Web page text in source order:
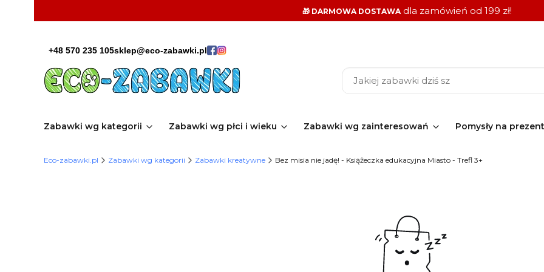
🎁 DARMOWA DOSTAWAdla zamówień od 199 zł!
+48 570 235 105sklep@eco-zabawki.pl
Zabawki wg kategorii Zabawki wg płci i wieku Zabawki wg zainteresowań Pomysły na prezent
Eco-zabawki.pl Zabawki wg kategorii Zabawki kreatywne Bez misia nie jadę! - Książeczka edukacyjna Miasto - Trefl 3+